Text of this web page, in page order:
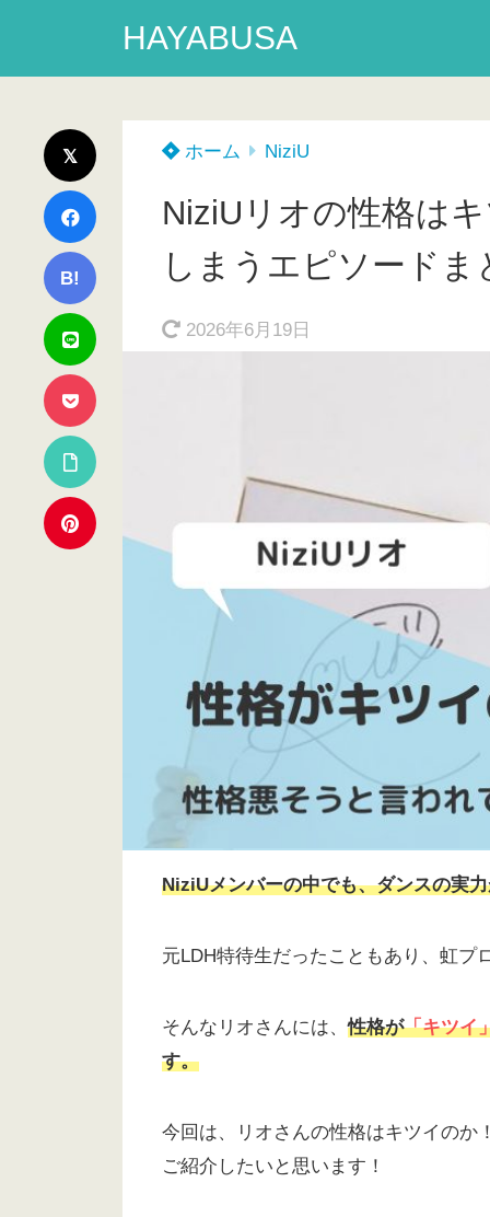
HAYABUSA
B!
ホーム NiziU
NiziUリオの性格は
しまうエピソードま
2026年6月19日
NiziUメンバーの中でも、ダンスの実
元LDH特待生だったこともあり、虹プ
そんなリオさんには、性格が「キツイ
す。
今回は、リオさんの性格はキツイのか
ご紹介したいと思います！